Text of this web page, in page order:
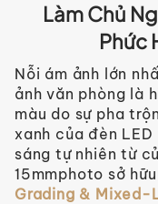
Làm Chủ
Phức
Nỗi ám ảnh lớn
ảnh văn phòng là
màu do sự pha
xanh của đèn
sáng tự nhiên từ
15mmphoto sở
Grading & Mixed-